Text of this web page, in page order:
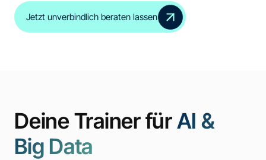
Jetzt unverbindlich beraten lassen
Deine Trainer fürAI &
Big Data